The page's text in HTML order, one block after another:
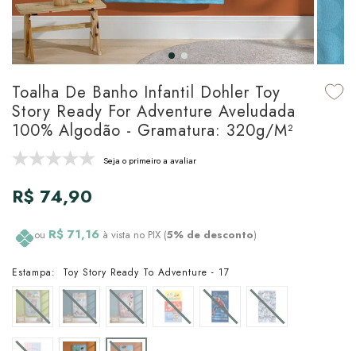
em Marcas
em Tapetes
de Colchão & Travesseiro
& Sobre-Lençol Avulso
& Manta para Cama
Cama
Edredom & Duvet
em Cama
Prato & Copa
de Cozinha
em Mesa & Cozinha
em Banho
Toalha De Banho Infantil Dohler Toy
Story Ready For Adventure Aveludada
100% Algodão - Gramatura: 320g/m²
Seja o primeiro a avaliar
R$ 74,90
ou R$ 71,16 à vista no PIX (5% de desconto)
Estampa: Toy Story Ready To Adventure - 17